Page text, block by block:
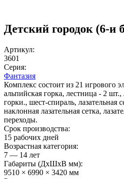
Детский городок (6-и
Артикул:
3601
Серия:
Фантазия
Комплекс состоит из 21 игрового
альпийская горка, лестница - 2 шт.,
горки., шест-спираль, лазательная
наклонная лазательная сетка,
переходы.
Срок производства:
15 рабочих дней
Возрастная категория:
7 — 14 лет
Габариты (ДхШxВ мм):
9510 × 6990 × 3420 мм